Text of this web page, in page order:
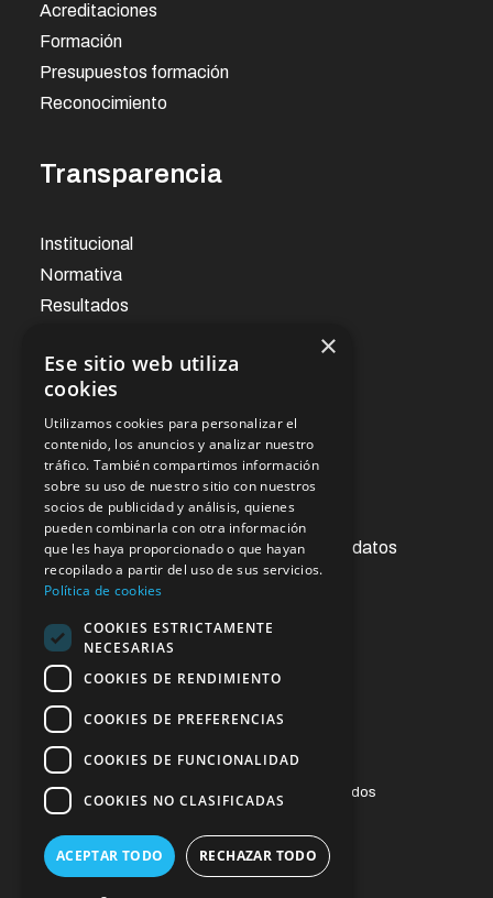
Acreditaciones
Formación
Presupuestos formación
Reconocimiento
Transparencia
Institucional
Normativa
Resultados
Noticias
Oficina virtual
Acceso a la información pública
Ejercicios de derechos de protección de datos
Contacto
Enlaces de interés
© 2023 ESSSCAN. Todos los derechos reservados
Aviso legal
Política de privacidad
×
Ese sitio web utiliza
cookies
Utilizamos cookies para personalizar el
contenido, los anuncios y analizar nuestro
tráfico. También compartimos información
sobre su uso de nuestro sitio con nuestros
socios de publicidad y análisis, quienes
pueden combinarla con otra información
que les haya proporcionado o que hayan
recopilado a partir del uso de sus servicios.
Política de cookies
COOKIES ESTRICTAMENTE
NECESARIAS
COOKIES DE RENDIMIENTO
COOKIES DE PREFERENCIAS
COOKIES DE FUNCIONALIDAD
COOKIES NO CLASIFICADAS
ACEPTAR TODO RECHAZAR TODO